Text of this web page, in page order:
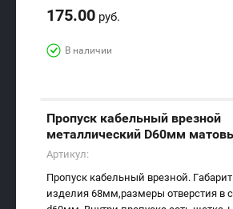
175.00 руб.
В наличии
Пропуск кабельный врезной
металлический D60мм
Артикул:
Пропуск кабельный врезной.
изделия 68мм,размеры отверстия в